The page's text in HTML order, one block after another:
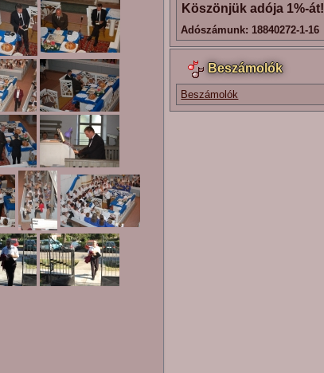
Köszönjük adója 1%-át!
Adószámunk: 18840272-1-16
Beszámolók
Beszámolók